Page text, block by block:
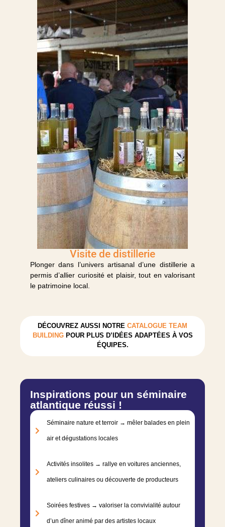
Visite de distillerie
Plonger dans l’univers artisanal d’une distillerie a
permis d’allier curiosité et plaisir, tout en valorisant
le patrimoine local.
DÉCOUVREZ AUSSI NOTRE CATALOGUE TEAM
BUILDINGPOUR PLUS D’IDÉES ADAPTÉES À VOS
ÉQUIPES.
Inspirations pour un séminaire
atlantique réussi !
Séminaire nature et terroir → mêler balades en plein
air et dégustations locales
Activités insolites → rallye en voitures anciennes,
ateliers culinaires ou découverte de producteurs
Soirées festives → valoriser la convivialité autour
d’un dîner animé par des artistes locaux